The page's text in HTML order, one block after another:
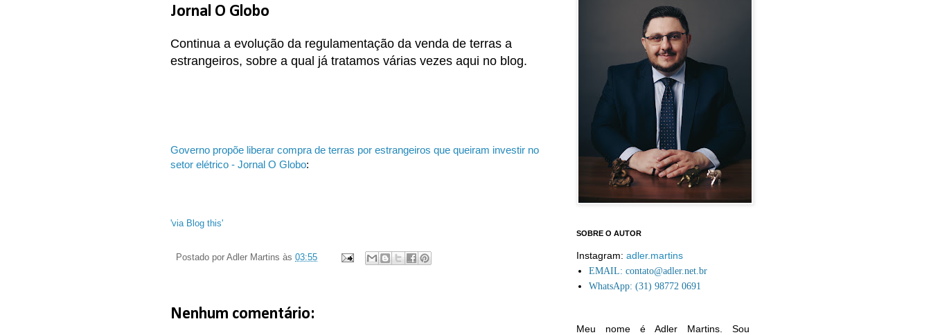
Jornal O Globo
Continua a evolução da regulamentação da venda de terras a
estrangeiros, sobre a qual já tratamos várias vezes aqui no blog.
Governo propõe liberar compra de terras por estrangeiros que queiram investir no
setor elétrico - Jornal O Globo:
'via Blog this'
Postado por Adler Martins às 03:55
Nenhum comentário:
SOBRE O AUTOR
Instagram: adler.martins
EMAIL: contato@adler.net.br
WhatsApp: (31) 98772 0691
Meu nome é Adler Martins. Sou